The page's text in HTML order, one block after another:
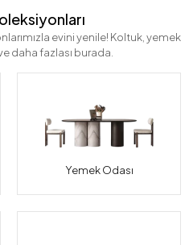
evini yenile! Koltuk, yemek
daha fazlası burada.
Yemek Odası